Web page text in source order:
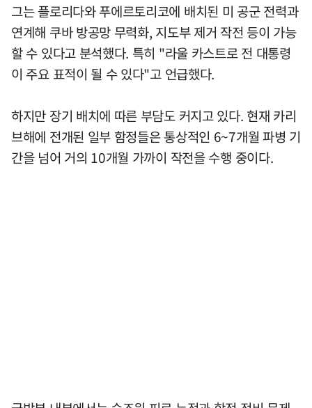
그는 플로리다와 푸에르토리코에 배치된 미 공군 전력과
연계해 쿠바 방공망 무력화, 지도부 제거 작전 등이 가능
할 수 있다고 분석했다. 특히 "라울 카스트로 전 대통령
이 주요 표적이 될 수 있다"고 언급했다.
하지만 장기 배치에 따른 부담도 커지고 있다. 현재 카리
브해에 전개된 일부 함정들은 통상적인 6~7개월 파병 기
간을 넘어 거의 10개월 가까이 작전을 수행 중이다.